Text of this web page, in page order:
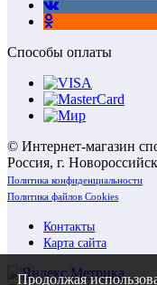
Продолжая
Способы оплаты
© Интернет-магазин
Россия, г.
Политика конфиденциальности
Политика файлов Cookies
Контакты
Карта сайта